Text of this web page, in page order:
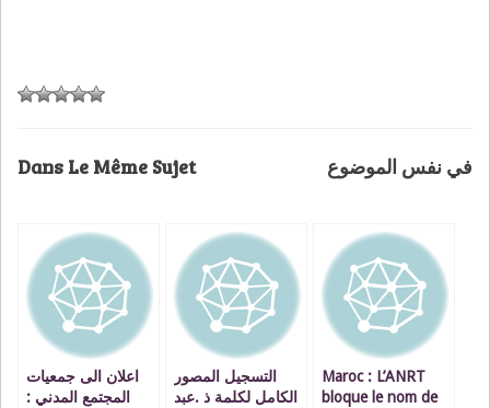
Dans Le Même Sujet في نفس الموضوع
اعلان الى جمعيات
المجتمع المدني :
التسجيل المصور
الكامل لكلمة ذ .عبد
Maroc : L’ANRT
bloque le nom de